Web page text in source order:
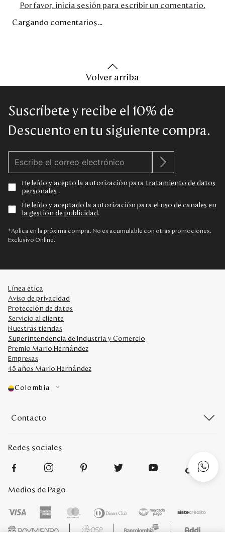
Por favor, inicia sesión para escribir un comentario.
Cargando comentarios…
Volver arriba
Suscríbete y recibe el 10% de
Descuento en tu siguiente compra.
He leído y acepto la autorización para tratamiento de datos
personales .
He leído y aceptado la autorización para el uso de canales en
la gestión de publicidad .
*Aplica en la próxima compra. No es acumulable con otras promociones.
Exclusivo Online.
Línea ética
Aviso de privacidad
Protección de datos
Servicio al cliente
Nuestras tiendas
Superintendencia de Industria y Comercio
Premio Mario Hernández
Empresas
45 años Mario Hernández
Colombia
Contacto
Redes sociales
Medios de Pago